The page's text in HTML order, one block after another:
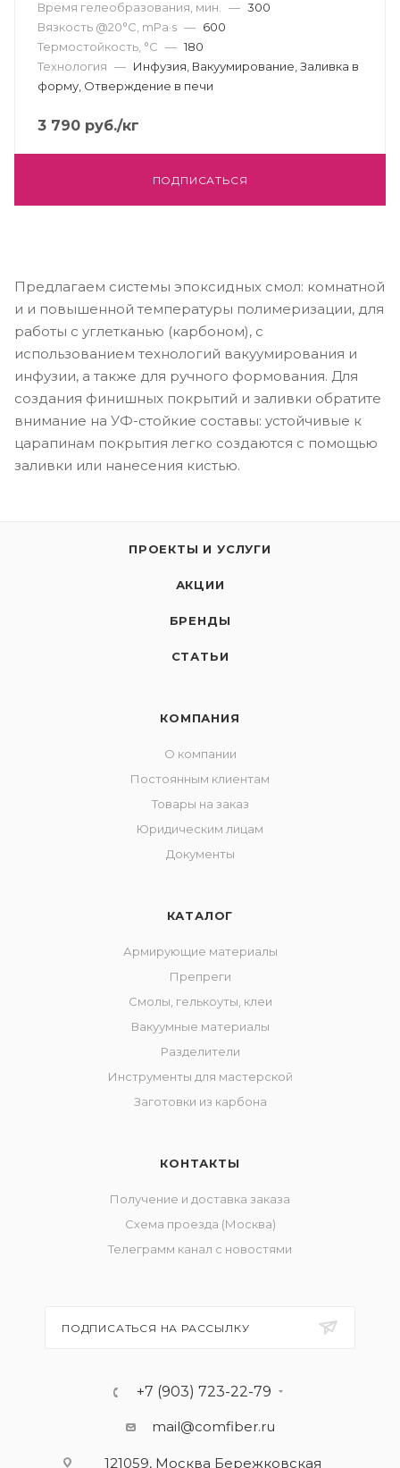
Время гелеобразования, мин. — 300
Вязкость @20°С, mPa·s — 600
Термостойкость, °С — 180
Технология — Инфузия, Вакуумирование, Заливка в
форму, Отверждение в печи
3 790 руб./кг
ПОДПИСАТЬСЯ
Предлагаем системы эпоксидных смол: комнатной
и и повышенной температуры полимеризации, для
работы с углетканью (карбоном), с
использованием технологий вакуумирования и
инфузии, а также для ручного формования. Для
создания финишных покрытий и заливки обратите
внимание на УФ-стойкие составы: устойчивые к
царапинам покрытия легко создаются с помощью
заливки или нанесения кистью.
ПРОЕКТЫ И УСЛУГИ
АКЦИИ
БРЕНДЫ
СТАТЬИ
КОМПАНИЯ
О компании
Постоянным клиентам
Товары на заказ
Юридическим лицам
Документы
КАТАЛОГ
Армирующие материалы
Препреги
Смолы, гелькоуты, клеи
Вакуумные материалы
Разделители
Инструменты для мастерской
Заготовки из карбона
КОНТАКТЫ
Получение и доставка заказа
Схема проезда (Москва)
Телеграмм канал с новостями
ПОДПИСАТЬСЯ НА РАССЫЛКУ
+7 (903) 723-22-79
mail@comfiber.ru
121059, Москва Бережковская